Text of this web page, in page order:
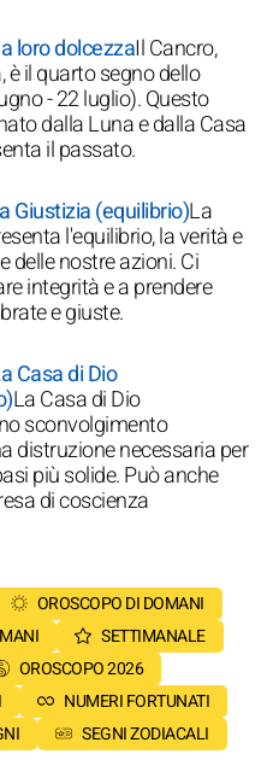
loro dolcezzaIl Cancro,
è il quarto segno dello
- 22 luglio). Questo
dalla Luna e dalla Casa
il passato.
Giustizia (equilibrio)La
l'equilibrio, la verità e
delle nostre azioni. Ci
integrità e a prendere
e giuste.
Casa di Dio
La Casa di Dio
sconvolgimento
distruzione necessaria per
più solide. Può anche
di coscienza
OROSCOPO DI DOMANI
SETTIMANALE
OROSCOPO 2026
NUMERI FORTUNATI
SEGNI ZODIACALI